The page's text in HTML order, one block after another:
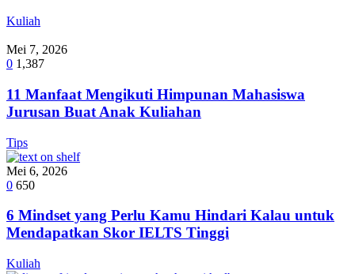
Kuliah
Mei 7, 2026
0 1,387
11 Manfaat Mengikuti Himpunan Mahasiswa
Jurusan Buat Anak Kuliahan
Tips
Mei 6, 2026
0 650
6 Mindset yang Perlu Kamu Hindari Kalau untuk
Mendapatkan Skor IELTS Tinggi
Kuliah